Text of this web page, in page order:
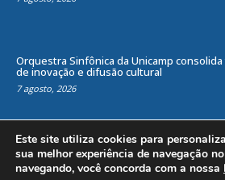
Orquestra Sinfônica da Unicamp
de inovação e difusão cultural
7 agosto, 2026
Todos os direitos reservados ao
Este site utiliza cookies para
sua melhor experiência de navegação
navegando, você concorda com a nossa